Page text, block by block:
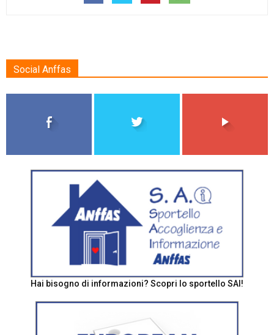
Social Anffas
Hai bisogno di informazioni? Scopri lo sportello SAI!